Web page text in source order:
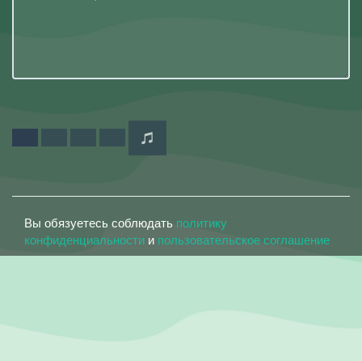
Вы обязуетесь соблюдать политику
конфиденциальности и пользовательское соглашение